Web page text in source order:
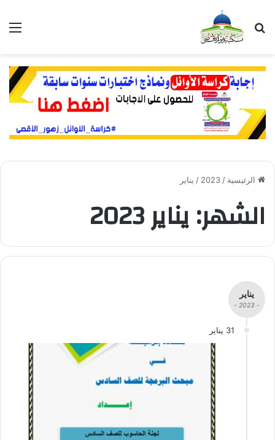
بحث عن
الرئيسية /
2023
/ يناير
الشهر:يناير 2023
يناير
- 2023 -
31 يناير